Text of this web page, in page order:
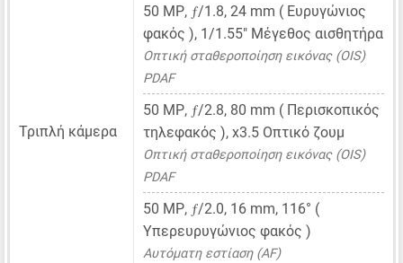
Τριπλή κάμερα
50 MP, ƒ/1.8, 24 mm ( Ευρυγώνιος
φακός ), 1/1.55" Μέγεθος αισθητήρα
Οπτική σταθεροποίηση εικόνας (OIS)
PDAF
50 MP, ƒ/2.8, 80 mm ( Περισκοπικός
τηλεφακός ), x3.5 Οπτικό ζουμ
Οπτική σταθεροποίηση εικόνας (OIS)
PDAF
50 MP, ƒ/2.0, 16 mm, 116° (
Υπερευρυγώνιος φακός )
Αυτόματη εστίαση (AF)